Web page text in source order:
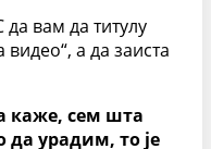
вам да титулу
видео“, а да заиста
каже, сем шта
урадим, то је